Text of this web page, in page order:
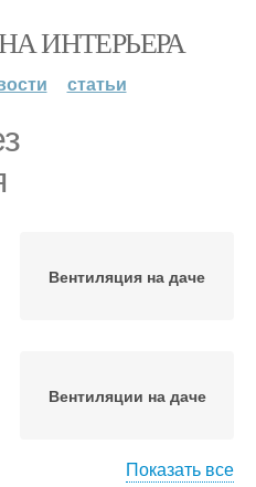
ИНТЕРЬЕРА
статьи
Вентиляция на даче
Вентиляции на даче
Показать все